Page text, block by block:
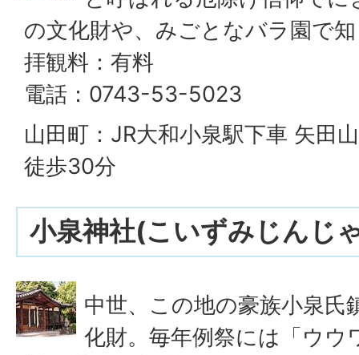
の文化財や、みごとなバラ園で
拝観料：有料
電話：0743-53-5023
山田町：JR大和小泉駅下車 矢田
徒歩30分
小泉神社(こいずみじんじ
中世、この地の豪族小泉氏
化財。毎年例祭には「ウウ